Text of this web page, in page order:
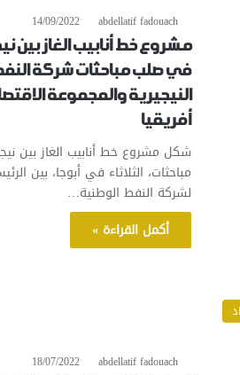
abdellatif fadouach
14/09/2022
مشروع خط أنابيب الغاز بين
في صلب مباحثات شركة
النيجيرية والمجموعة
أفريقيا
شكل مشروع خط أنابيب الغاز بين
مباحثات، الثلاثاء في أبوجا، بين
لشركة النفط الوطنية…
أكمل القراءة »
abdellatif fadouach
18/07/2022